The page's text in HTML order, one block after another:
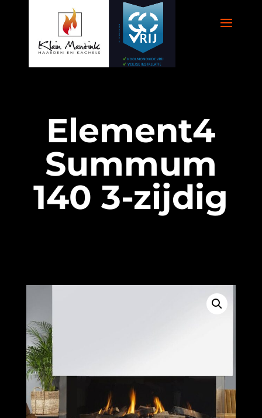
Element4
Summum
140 3-zijdig